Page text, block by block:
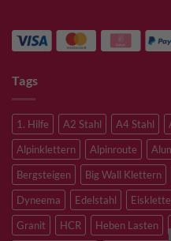
Tags
1. Hilfe A2 Stahl A4 Stahl
Alpinklettern
Alpinroute
Bergsteigen
Big Wall Klettern
Dyneema
Edelstahl
Granit
HCR Heben Lasten